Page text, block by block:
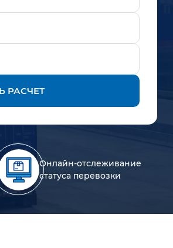
РАСЧЕТ
Онлайн-отслеживание
статуса перевозки